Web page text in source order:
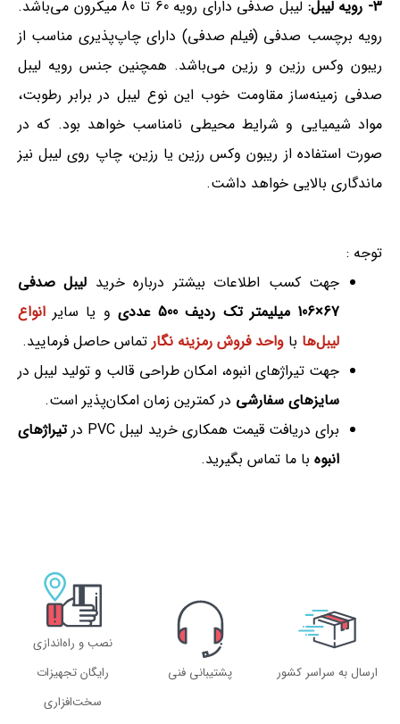
3- رویه لیبل:
لیبل صدفی دارای رویه 60 تا 80 میکرون می‌باشد.
رویه برچسب صدفی (فیلم صدفی) دارای چاپ‌پذیری مناسب از
ریبون وکس رزین و رزین می‌باشد. همچنین جنس رویه لیبل
صدفی زمینه‌ساز مقاومت خوب این نوع لیبل در برابر رطوبت،
مواد شیمیایی و شرایط محیطی نامناسب خواهد بود. که در
صورت استفاده از ریبون وکس رزین یا رزین، چاپ روی لیبل نیز
ماندگاری بالایی خواهد داشت.
توجه :
جهت کسب اطلاعات بیشتر درباره خرید لیبل صدفی
67×106 میلیمتر تک ردیف 500 عددی
و یا سایر انواع
لیبل‌ها با واحد فروش رمزینه نگار تماس حاصل فرمایید.
جهت تیراژهای انبوه، امکان طراحی قالب و تولید لیبل در
سایزهای سفارشی در کمترین زمان امکان‌پذیر است.
برای دریافت قیمت همکاری خرید لیبل PVC در
تیراژهای
انبوه با ما تماس بگیرید.
ارسال به سراسر کشور پشتیبانی فنی
نصب و راه‌اندازی
رایگان تجهیزات
سخت‌افزاری